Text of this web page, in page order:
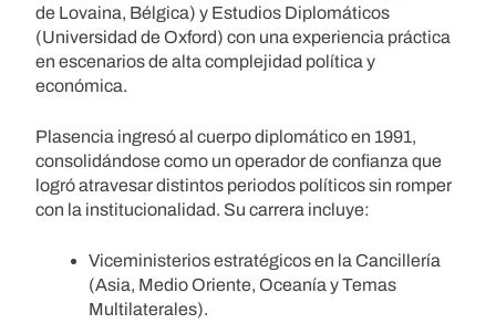
de Lovaina, Bélgica) y Estudios Diplomáticos
(Universidad de Oxford) con una experiencia práctica
en escenarios de alta complejidad política y
económica.
Plasencia ingresó al cuerpo diplomático en 1991,
consolidándose como un operador de confianza que
logró atravesar distintos periodos políticos sin romper
con la institucionalidad. Su carrera incluye:
Viceministerios estratégicos en la Cancillería
(Asia, Medio Oriente, Oceanía y Temas
Multilaterales).